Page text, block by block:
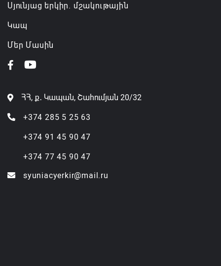
Սյունյաց երկիր. մշակութային
Կապ
Մեր Մասին
ՀՀ, ք․ Կապան, Շահումյան 20/32
+374 285 5 25 63
+374 91 45 90 47
+374 77 45 90 47
syuniacyerkir@mail.ru